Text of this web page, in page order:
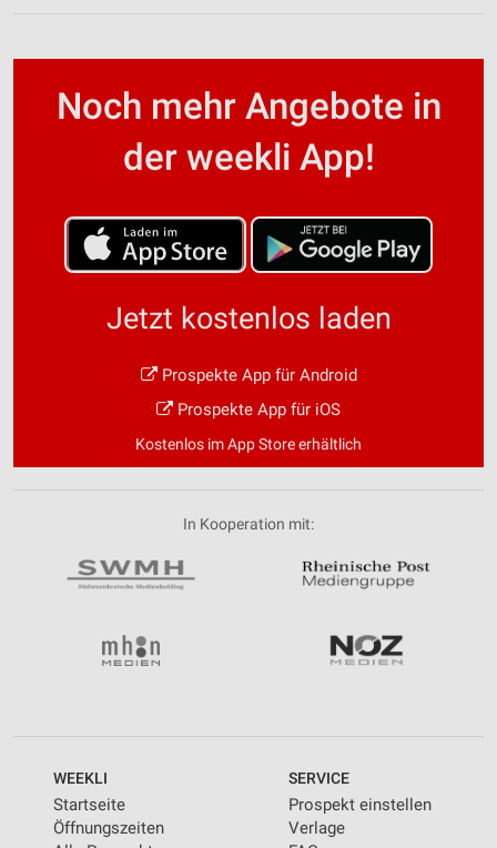
Noch mehr Angebote in
der weekli App!
Jetzt kostenlos laden
Prospekte App für Android
Prospekte App für iOS
Kostenlos im App Store erhältlich
In Kooperation mit:
WEEKLI
Startseite
Öffnungszeiten
SERVICE
Prospekt einstellen
Verlage